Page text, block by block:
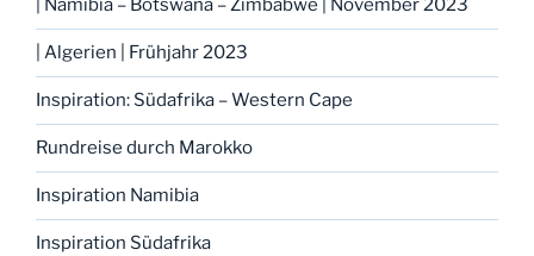
| Namibia – Botswana – Zimbabwe | November 2023
| Algerien | Frühjahr 2023
Inspiration: Südafrika – Western Cape
Rundreise durch Marokko
Inspiration Namibia
Inspiration Südafrika